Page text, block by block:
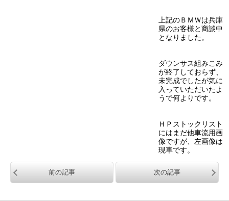
上記のＢＭＷは兵庫
県のお客様と商談中
となりました。
ダウンサス組みこみ
が終了しておらず、
未完成でしたが気に
入っていただいたよ
うで何よりです。
ＨＰストックリスト
にはまだ他車流用画
像ですが、左画像は
現車です。
前の記事 次の記事